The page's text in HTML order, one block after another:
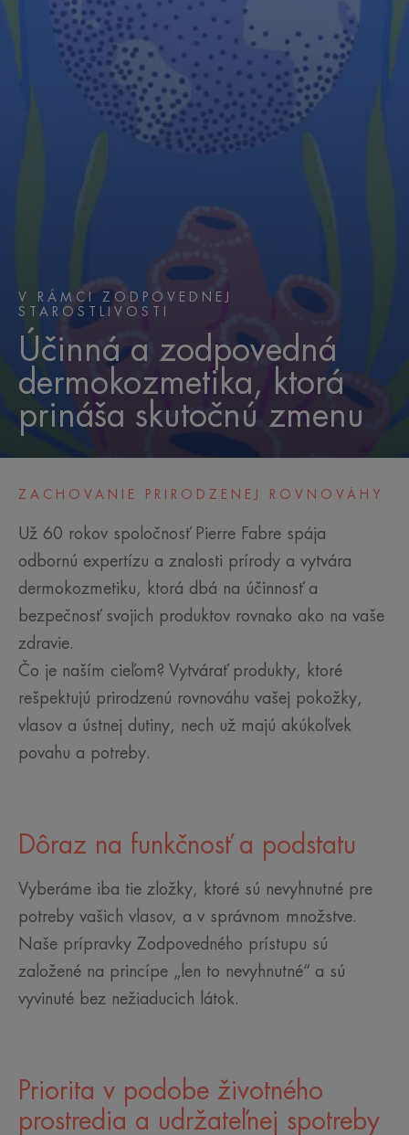
V RÁMCI ZODPOVEDNEJ
STAROSTLIVOSTI
Účinná a zodpovedná
dermokozmetika, ktorá
prináša skutočnú zmenu
ZACHOVANIE PRIRODZENEJ ROVNOVÁHY
Už 60 rokov spoločnosť Pierre Fabre spája
odbornú expertízu a znalosti prírody a vytvára
dermokozmetiku, ktorá dbá na účinnosť a
bezpečnosť svojich produktov rovnako ako na vaše
zdravie.
Čo je naším cieľom? Vytvárať produkty, ktoré
rešpektujú prirodzenú rovnováhu vašej pokožky,
vlasov a ústnej dutiny, nech už majú akúkoľvek
povahu a potreby.
Dôraz na funkčnosť a podstatu
Vyberáme iba tie zložky, ktoré sú nevyhnutné pre
potreby vašich vlasov, a v správnom množstve.
Naše prípravky Zodpovedného prístupu sú
založené na princípe „len to nevyhnutné“ a sú
vyvinuté bez nežiaducich látok.
Priorita v podobe životného
prostredia a udržateľnej spotreby